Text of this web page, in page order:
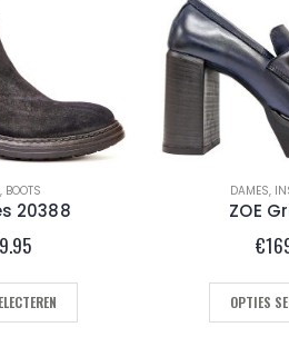
, BOOTS
20388
DAMES,
ZOE
€
OPTIES